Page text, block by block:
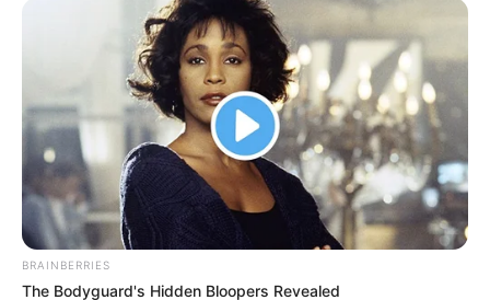
BRAINBERRIES
The Bodyguard's Hidden Bloopers Revealed